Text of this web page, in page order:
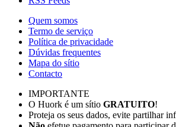
Quem somos
Termo de serviço
Política de privacidade
Dúvidas frequentes
Mapa do sítio
Contacto
IMPORTANTE
O Huork é um sítio GRATUITO!
Proteja os seus dados, evite partilhar